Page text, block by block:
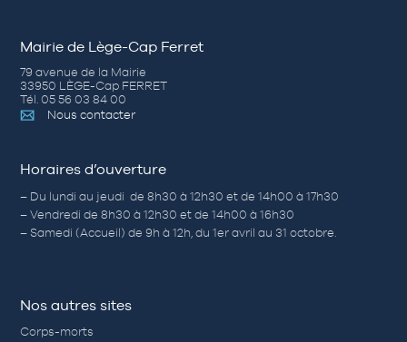
Mairie de Lège-Cap Ferret
79 avenue de la Mairie
33950 LÈGE-Cap FERRET
Tél. 05 56 03 84 00
Nous contacter
Horaires d’ouverture
– Du lundi au jeudi de 8h30 à 12h30 et de 14h00 à 17h30
– Vendredi de 8h30 à 12h30 et de 14h00 à 16h30
– Samedi (Accueil) de 9h à 12h, du 1er avril au 31 octobre.
Nos autres sites
Corps-morts